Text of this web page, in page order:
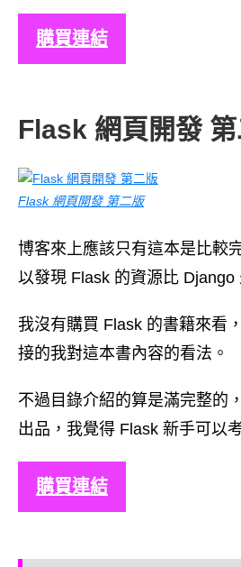
購買連結
Flask 網頁開發
Flask 網頁開發 第二版
博客來上應該只有這本是比較
以發現 Flask 的資源比 Django
我沒有購買 Flask 的書籍來看
接的我對這本書內容的看法。
不過目錄介紹的算是滿完整的
出品，我覺得 Flask 新手可以
購買連結